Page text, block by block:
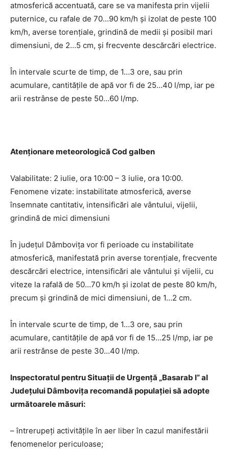
atmosferică accentuată, care se va manifesta prin vijelii
puternice, cu rafale de 70…90 km/h și izolat de peste 100
km/h, averse torențiale, grindină de medii și posibil mari
dimensiuni, de 2…5 cm, și frecvente descărcări electrice.
În intervale scurte de timp, de 1…3 ore, sau prin
acumulare, cantitățile de apă vor fi de 25…40 l/mp, iar pe
arii restrânse de peste 50…60 l/mp.
Atenționare meteorologică Cod galben
Valabilitate: 2 iulie, ora 10:00 – 3 iulie, ora 10:00.
Fenomene vizate: instabilitate atmosferică, averse
însemnate cantitativ, intensificări ale vântului, vijelii,
grindină de mici dimensiuni
În județul Dâmbovița vor fi perioade cu instabilitate
atmosferică, manifestată prin averse torențiale, frecvente
descărcări electrice, intensificări ale vântului și vijelii, cu
viteze la rafală de 50…70 km/h și izolat de peste 80 km/h,
precum și grindină de mici dimensiuni, de 1…2 cm.
În intervale scurte de timp, de 1…3 ore, sau prin
acumulare, cantitățile de apă vor fi de 15…25 l/mp, iar pe
arii restrânse de peste 30…40 l/mp.
Inspectoratul pentru Situații de Urgență „Basarab I” al
Județului Dâmbovița recomandă populației să adopte
următoarele măsuri:
– întrerupeți activitățile în aer liber în cazul manifestării
fenomenelor periculoase;